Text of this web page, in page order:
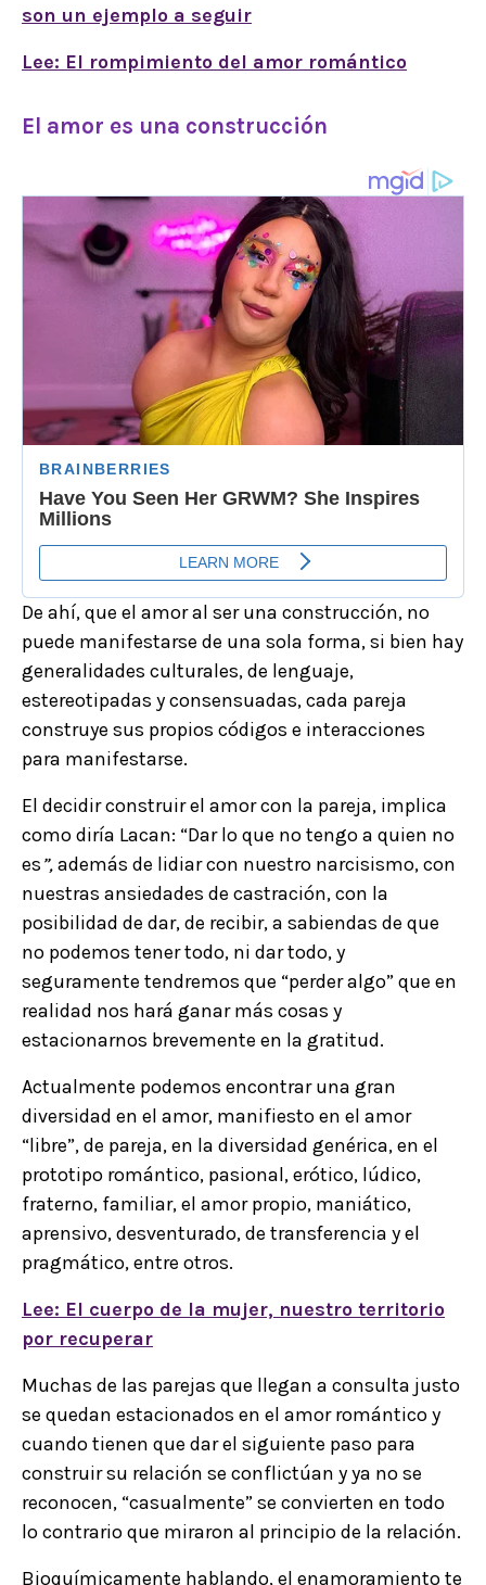
son un ejemplo a seguir
Lee: El rompimiento del amor romántico
El amor es una construcción
De ahí, que el amor al ser una construcción, no
puede manifestarse de una sola forma, si bien hay
generalidades culturales, de lenguaje,
estereotipadas y consensuadas, cada pareja
construye sus propios códigos e interacciones
para manifestarse.
El decidir construir el amor con la pareja, implica
como diría Lacan: “Dar lo que no tengo a quien no
es”,además de lidiar con nuestro narcisismo, con
nuestras ansiedades de castración, con la
posibilidad de dar, de recibir, a sabiendas de que
no podemos tener todo, ni dar todo, y
seguramente tendremos que “perder algo” que en
realidad nos hará ganar más cosas y
estacionarnos brevemente en la gratitud.
Actualmente podemos encontrar una gran
diversidad en el amor, manifiesto en el amor
“libre”, de pareja, en la diversidad genérica, en el
prototipo romántico, pasional, erótico, lúdico,
fraterno, familiar, el amor propio, maniático,
aprensivo, desventurado, de transferencia y el
pragmático, entre otros.
Lee: El cuerpo de la mujer, nuestro territorio
por recuperar
Muchas de las parejas que llegan a consulta justo
se quedan estacionados en el amor romántico y
cuando tienen que dar el siguiente paso para
construir su relación se conflictúan y ya no se
reconocen, “casualmente” se convierten en todo
lo contrario que miraron al principio de la relación.
Bioquímicamente hablando, el enamoramiento te